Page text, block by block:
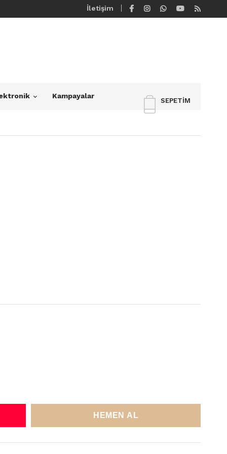
İletişim
SEPETIM
Kampayalar